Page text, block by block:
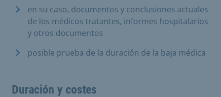
en su caso, documentos y conclusiones actuales
de los médicos tratantes, informes hospitalarios
y otros documentos
posible prueba de la duración de la baja médica
Duración y costes